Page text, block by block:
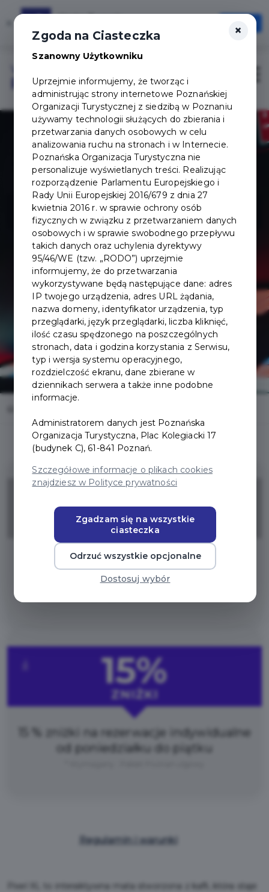
Szybciej, wygodniej, zawsze pod ręką
Otwórz
Login/Rejestracja
Pixel XL
15%
ZNIŻKI
15 % zniżki na rezerwacje indywidualne
od poniedziałku do piątku
15%
ZNIŻKI
15 % zniżki na rezerwacje indywidualne
od poniedziałku do piątku
Regulamin i warunki
Pixel XL to interaktywna mata stworzona z kafli, która staje
×
Zgoda na Ciasteczka
Szanowny Użytkowniku
Uprzejmie informujemy, że tworząc i
administrując strony internetowe Poznańskiej
Organizacji Turystycznej z siedzibą w Poznaniu
używamy technologii służących do zbierania i
przetwarzania danych osobowych w celu
analizowania ruchu na stronach i w Internecie.
Poznańska Organizacja Turystyczna nie
personalizuje wyświetlanych treści. Realizując
rozporządzenie Parlamentu Europejskiego i
Rady Unii Europejskiej 2016/679 z dnia 27
kwietnia 2016 r. w sprawie ochrony osób
fizycznych w związku z przetwarzaniem danych
osobowych i w sprawie swobodnego przepływu
takich danych oraz uchylenia dyrektywy
95/46/WE (tzw. „RODO”) uprzejmie
informujemy, że do przetwarzania
wykorzystywane będą następujące dane: adres
IP twojego urządzenia, adres URL żądania,
nazwa domeny, identyfikator urządzenia, typ
przeglądarki, język przeglądarki, liczba kliknięć,
ilość czasu spędzonego na poszczególnych
stronach, data i godzina korzystania z Serwisu,
typ i wersja systemu operacyjnego,
rozdzielczość ekranu, dane zbierane w
dziennikach serwera a także inne podobne
informacje.
Administratorem danych jest Poznańska
Organizacja Turystyczna, Plac Kolegiacki 17
(budynek C), 61-841 Poznań.
Szczegółowe informacje o plikach cookies
znajdziesz w Polityce prywatności
Zgadzam się na wszystkie
ciasteczka
Odrzuć wszystkie opcjonalne
Dostosuj wybór